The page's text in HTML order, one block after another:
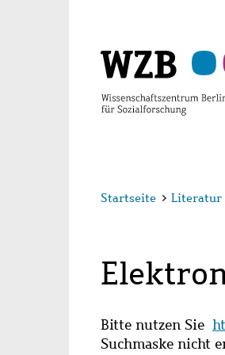
Startseite > Literatur
Bitte nutzen Sie
Suchmaske nicht